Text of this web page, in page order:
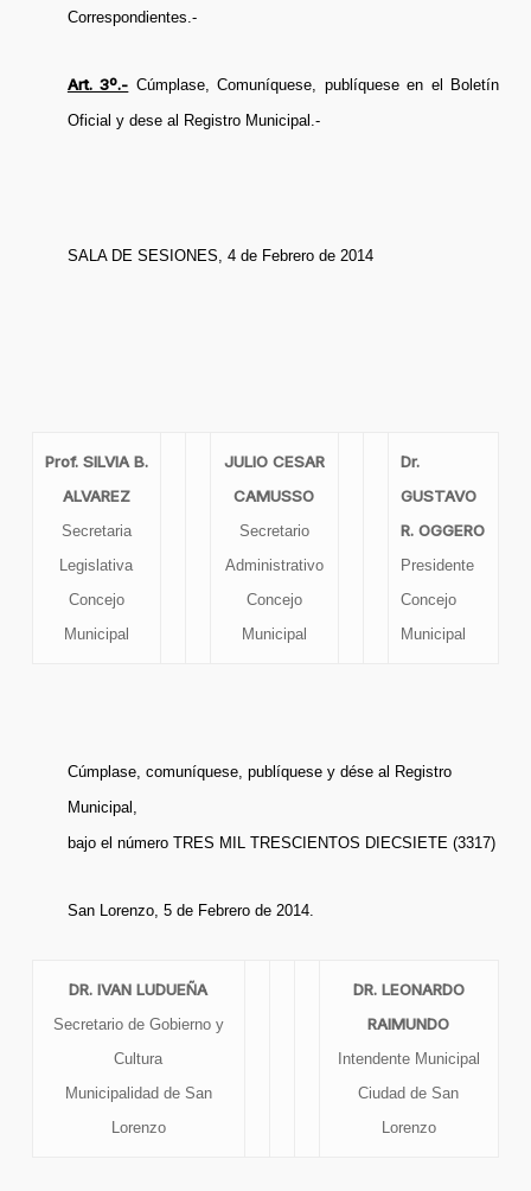
Correspondientes.-
Art. 3º.- Cúmplase, Comuníquese, publíquese en el Boletín
Oficial y dese al Registro Municipal.-
SALA DE SESIONES, 4 de Febrero de 2014
Prof. SILVIA B.
ALVAREZ
Secretaria
Legislativa
Concejo
Municipal
JULIO CESAR
CAMUSSO
Secretario
Administrativo
Concejo
Municipal
Dr.
GUSTAVO
R. OGGERO
Presidente
Concejo
Municipal
Cúmplase, comuníquese, publíquese y dése al Registro
Municipal,
bajo el número TRES MIL TRESCIENTOS DIECSIETE (3317)
San Lorenzo, 5 de Febrero de 2014.
DR. IVAN LUDUEÑA
Secretario de Gobierno y
Cultura
Municipalidad de San
Lorenzo
DR. LEONARDO
RAIMUNDO
Intendente Municipal
Ciudad de San
Lorenzo